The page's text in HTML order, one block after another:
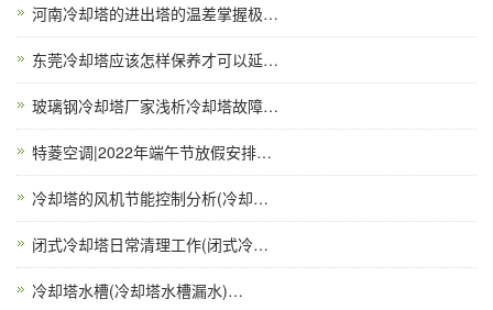
河南冷却塔的进出塔的温差掌握极…
东莞冷却塔应该怎样保养才可以延…
玻璃钢冷却塔厂家浅析冷却塔故障…
特菱空调|2022年端午节放假安排…
冷却塔的风机节能控制分析(冷却…
闭式冷却塔日常清理工作(闭式冷…
冷却塔水槽(冷却塔水槽漏水)…